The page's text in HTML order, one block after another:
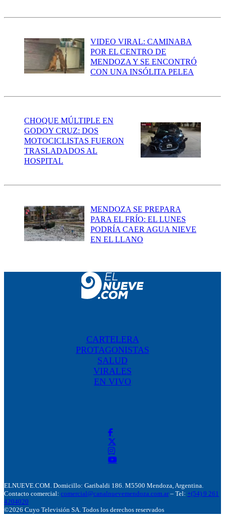
VIDEO VIRAL: CAMINABA
POR EL CENTRO DE
MENDOZA Y SE ENCONTRÓ
CON UNA INSÓLITA PELEA
CHOQUE MÚLTIPLE EN
GODOY CRUZ: DOS
MOTOCICLISTAS FUERON
TRASLADADOS AL
HOSPITAL
MENDOZA SE PREPARA
PARA EL FRÍO: EL LUNES
PODRÍA CAER AGUA NIEVE
EN EL LLANO
CARTELERA
PROTAGONISTAS
SALUD
VIRALES
EN VIVO
ELNUEVE.COM. Domicillo: Garibaldi 186. M5500 Mendoza, Argentina.
Contacto comercial: comercial@canalnuevemendoza.com.ar – Tel: +(54) 9 261
4204020
©2026 Cuyo Televisión SA. Todos los derechos reservados